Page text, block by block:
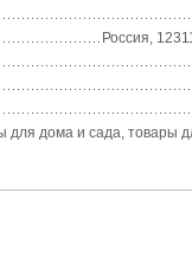
Россия,
для дома и сада, товары